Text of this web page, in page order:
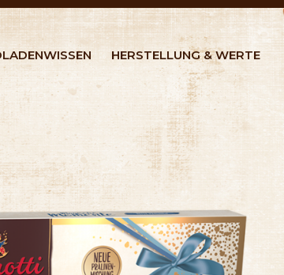
HERSTELLUNG & WERTE